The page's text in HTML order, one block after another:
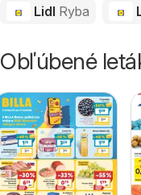
Lidl Ryba
Obľúbené